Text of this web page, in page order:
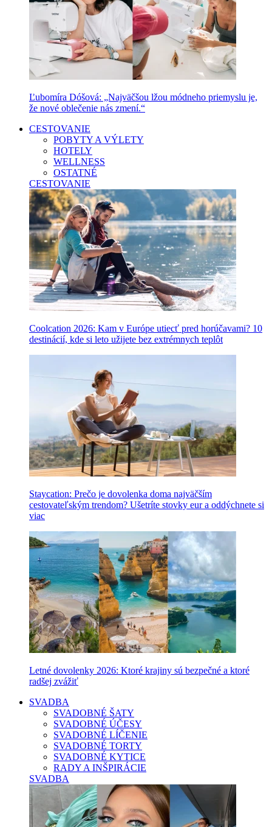
Ľubomíra Dóšová: „Najväčšou lžou módneho priemyslu je,
že nové oblečenie nás zmení.“
CESTOVANIE
POBYTY A VÝLETY
HOTELY
WELLNESS
OSTATNÉ
CESTOVANIE
Coolcation 2026: Kam v Európe utiecť pred horúčavami? 10
destinácií, kde si leto užijete bez extrémnych teplôt
Staycation: Prečo je dovolenka doma najväčším
cestovateľským trendom? Ušetríte stovky eur a oddýchnete si
viac
Letné dovolenky 2026: Ktoré krajiny sú bezpečné a ktoré
radšej zvážiť
SVADBA
SVADOBNÉ ŠATY
SVADOBNÉ ÚČESY
SVADOBNÉ LÍČENIE
SVADOBNÉ TORTY
SVADOBNÉ KYTICE
RADY A INŠPIRÁCIE
SVADBA